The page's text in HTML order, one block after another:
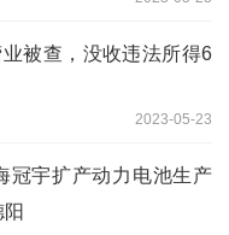
被查，没收违法所得6
2023-05-23
冠宇扩产动力电池生产